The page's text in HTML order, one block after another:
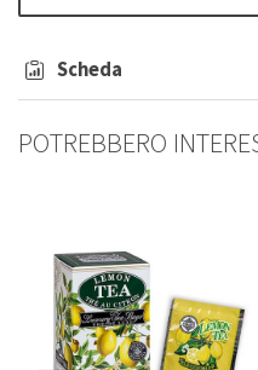
-4%
Whisky Japanese Blended
Scheda
POTREBBERO